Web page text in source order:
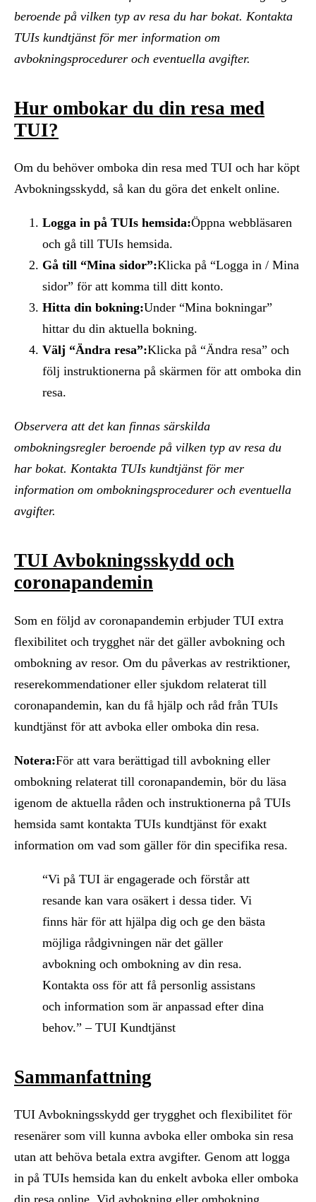
beroende på vilken typ av resa du har bokat. Kontakta
TUIs kundtjänst för mer information om
avbokningsprocedurer och eventuella avgifter.
Hur ombokar du din resa med
TUI?
Om du behöver omboka din resa med TUI och har köpt
Avbokningsskydd, så kan du göra det enkelt online.
Logga in på TUIs hemsida:Öppna webbläsaren
och gå till TUIs hemsida.
Gå till “Mina sidor”:Klicka på “Logga in / Mina
sidor” för att komma till ditt konto.
Hitta din bokning:Under “Mina bokningar”
hittar du din aktuella bokning.
Välj “Ändra resa”:Klicka på “Ändra resa” och
följ instruktionerna på skärmen för att omboka din
resa.
Observera att det kan finnas särskilda
ombokningsregler beroende på vilken typ av resa du
har bokat. Kontakta TUIs kundtjänst för mer
information om ombokningsprocedurer och eventuella
avgifter.
TUI Avbokningsskydd och
coronapandemin
Som en följd av coronapandemin erbjuder TUI extra
flexibilitet och trygghet när det gäller avbokning och
ombokning av resor. Om du påverkas av restriktioner,
reserekommendationer eller sjukdom relaterat till
coronapandemin, kan du få hjälp och råd från TUIs
kundtjänst för att avboka eller omboka din resa.
Notera:För att vara berättigad till avbokning eller
ombokning relaterat till coronapandemin, bör du läsa
igenom de aktuella råden och instruktionerna på TUIs
hemsida samt kontakta TUIs kundtjänst för exakt
information om vad som gäller för din specifika resa.
“Vi på TUI är engagerade och förstår att
resande kan vara osäkert i dessa tider. Vi
finns här för att hjälpa dig och ge den bästa
möjliga rådgivningen när det gäller
avbokning och ombokning av din resa.
Kontakta oss för att få personlig assistans
och information som är anpassad efter dina
behov.” – TUI Kundtjänst
Sammanfattning
TUI Avbokningsskydd ger trygghet och flexibilitet för
resenärer som vill kunna avboka eller omboka sin resa
utan att behöva betala extra avgifter. Genom att logga
in på TUIs hemsida kan du enkelt avboka eller omboka